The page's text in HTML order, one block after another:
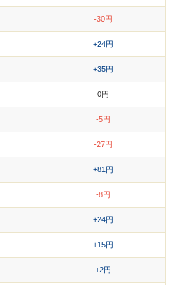
-30円
+24円
+35円
0円
-5円
-27円
+81円
-8円
+24円
+15円
+2円